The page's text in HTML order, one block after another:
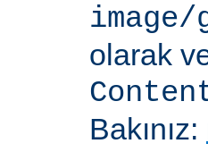
olarak
Bakınız: